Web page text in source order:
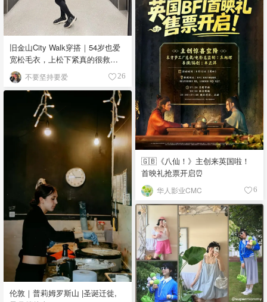
旧金山City Walk穿搭｜54岁也爱
宽松毛衣，上松下紧真的很救比
例
不要坚持要爱 26
🇬🇧《八仙！》主创来英国啦！
首映礼抢票开启⏰
华人影业CMC 6
伦敦｜普莉姆罗斯山 |圣诞迁徙,